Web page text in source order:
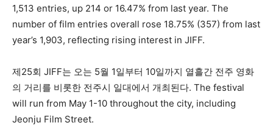
1,513 entries, up 214 or 16.47% from last year. The
number of film entries overall rose 18.75% (357) from last
year’s 1,903, reflecting rising interest in JIFF.
제25회 JIFF는 오는 5월 1일부터 10일까지 열흘간 전주 영화
의 거리를 비롯한 전주시 일대에서 개최된다. The festival
will run from May 1-10 throughout the city, including
Jeonju Film Street.